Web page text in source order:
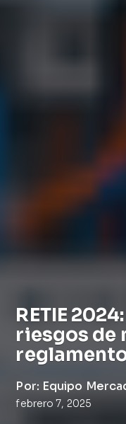
RETIE
riesgos de
Por: Equipo
febrero 7, 2025